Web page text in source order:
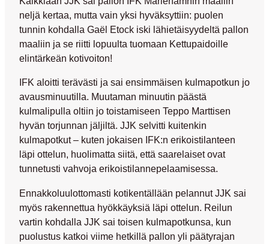
neljä kertaa, mutta vain yksi hyväksyttiin: puolen
tunnin kohdalla Gaël Etock iski lähietäisyydeltä pallon
maaliin ja se riitti lopuulta tuomaan Kettupaidoille
elintärkeän kotivoiton!
IFK aloitti terävästi ja sai ensimmäisen kulmapotkun jo
avausminuutilla. Muutaman minuutin päästä
kulmalipulla oltiin jo toistamiseen Teppo Marttisen
hyvän torjunnan jäljiltä. JJK selvitti kuitenkin
kulmapotkut – kuten jokaisen IFK:n erikoistilanteen
läpi ottelun, huolimatta siitä, että saarelaiset ovat
tunnetusti vahvoja erikoistilannepelaamisessa.
Ennakkoluulottomasti kotikentällään pelannut JJK sai
myös rakennettua hyökkäyksiä läpi ottelun. Reilun
vartin kohdalla JJK sai toisen kulmapotkunsa, kun
puolustus katkoi viime hetkillä pallon yli päätyrajan